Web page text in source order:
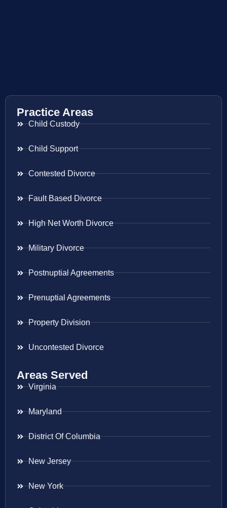
Practice Areas
Child Custody
Child Support
Contested Divorce
Fault Based Divorce
High Net Worth Divorce
Military Divorce
Postnuptial Agreements
Prenuptial Agreements
Property Division
Uncontested Divorce
Areas Served
Virginia
Maryland
District Of Columbia
New Jersey
New York